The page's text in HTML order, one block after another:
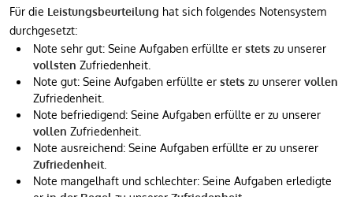
Für die Leistungsbeurteilung hat sich folgendes Notensystem
durchgesetzt:
Note sehr gut: Seine Aufgaben erfüllte er stets zu unserer
vollsten Zufriedenheit.
Note gut: Seine Aufgaben erfüllte er stets zu unserer vollen
Zufriedenheit.
Note befriedigend: Seine Aufgaben erfüllte er zu unserer
vollen Zufriedenheit.
Note ausreichend: Seine Aufgaben erfüllte er zu unserer
Zufriedenheit
Note mangelhaft und schlechter: Seine Aufgaben erledigte